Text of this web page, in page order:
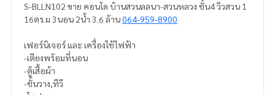
S-BLLN102 ขาย คอนโด บ้านสวนลลนา-สวนหลวง ชั้น4 วิวสวน 1
16ตร.ม 3นอน 2น้ำ 3.6 ล้าน064-959-8900
เฟอร์นิเจอร์ และ เครื่องใช้ไฟฟ้า
-เตียงพร้อมที่นอน
-ตู้เสื้อผ้า
-ชั้นวาง,ทีวี